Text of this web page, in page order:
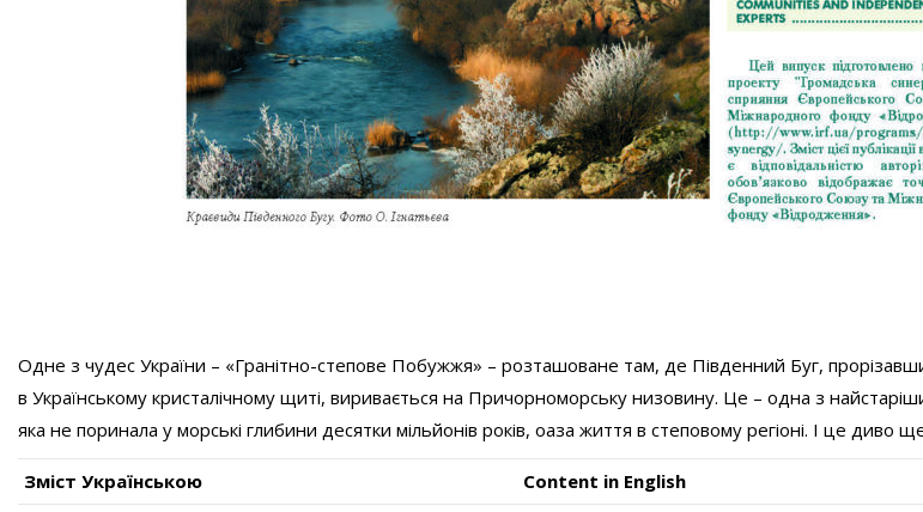
Одне з чудес України – «Гранітно-степове Побужжя» – розташоване там, де Південний Буг,
в Українському кристалічному щиті, виривається на Причорноморську низовину. Це – одна з
яка не поринала у морські глибини десятки мільйонів років, оаза життя в степовому регіоні. І це диво
Зміст Українською Content in English